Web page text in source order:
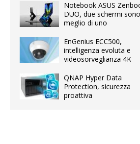
Notebook ASUS
DUO, due schermi sono
meglio di uno
EnGenius ECC500,
intelligenza evoluta e
videosorveglianza 4K
QNAP Hyper Data
Protection, sicurezza
proattiva